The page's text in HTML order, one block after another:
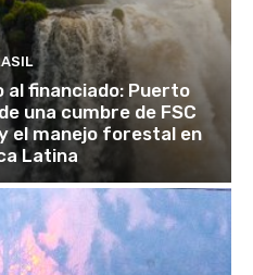
al financiado: Puerto
una cumbre de FSC
el manejo forestal en
Latina